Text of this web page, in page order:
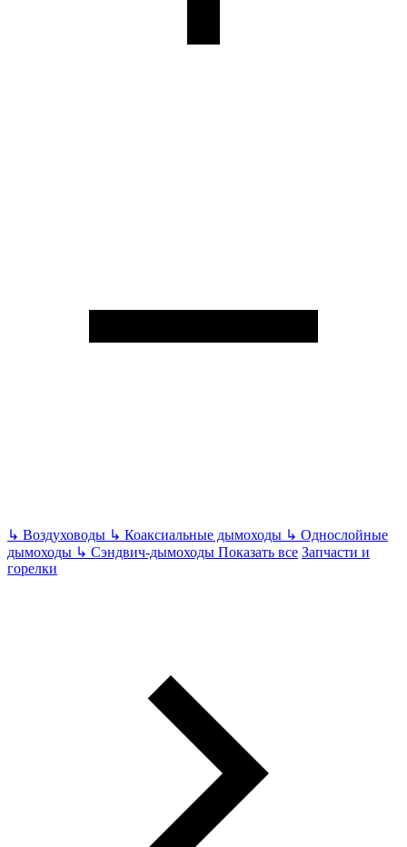
↳ Воздуховоды ↳ Коаксиальные дымоходы ↳ Однослойные
дымоходы ↳ Сэндвич-дымоходы Показать все Запчасти и
горелки